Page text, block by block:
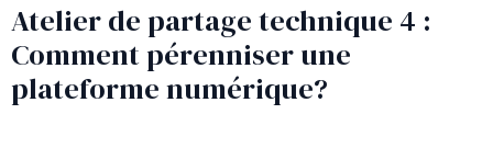
Atelier de partage technique 4 :
Comment pérenniser une
plateforme numérique?